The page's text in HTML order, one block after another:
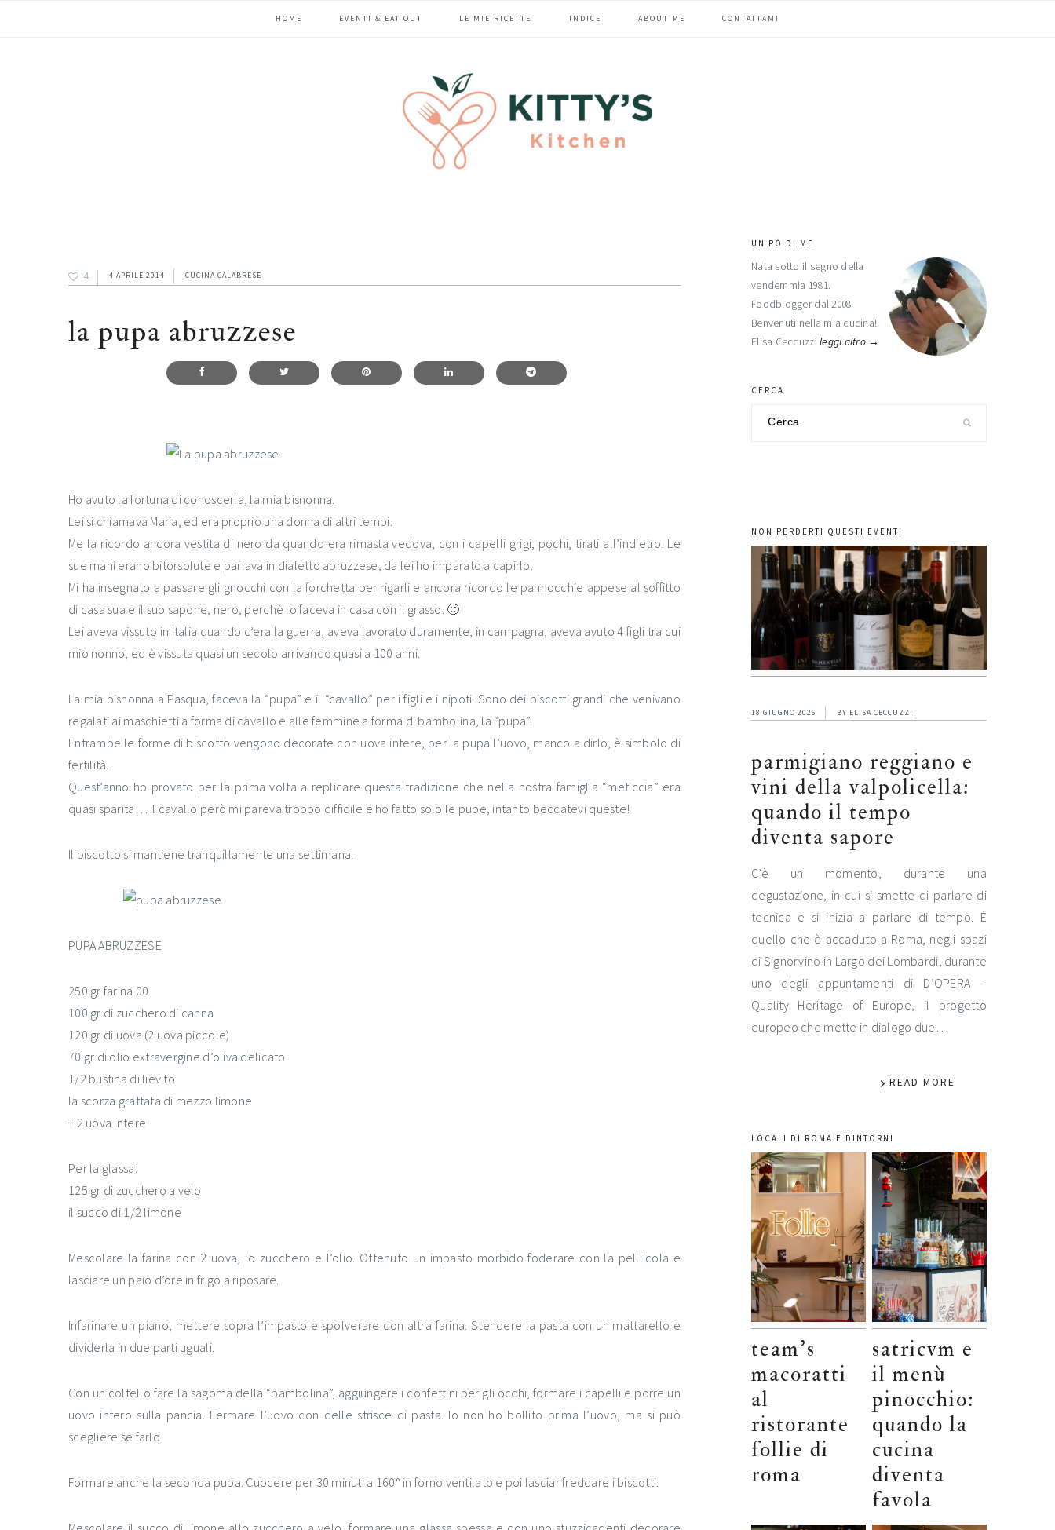
HOME EVENTI & EAT OUT LE MIE RICETTE INDICE ABOUT ME CONTATTAMI
4 4 APRILE 2014 CUCINA CALABRESE
la pupa abruzzese
Ho avuto la fortuna di conoscerla, la mia bisnonna.
Lei si chiamava Maria, ed era proprio una donna di altri tempi.
Me la ricordo ancora vestita di nero da quando era rimasta vedova, con i capelli grigi, pochi, tirati all’indietro. Le
sue mani erano bitorsolute e parlava in dialetto abruzzese, da lei ho imparato a capirlo.
Mi ha insegnato a passare gli gnocchi con la forchetta per rigarli e ancora ricordo le pannocchie appese al soffitto
di casa sua e il suo sapone, nero, perchè lo faceva in casa con il grasso. 🙂
Lei aveva vissuto in Italia quando c’era la guerra, aveva lavorato duramente, in campagna, aveva avuto 4 figli tra cui
mio nonno, ed è vissuta quasi un secolo arrivando quasi a 100 anni.
La mia bisnonna a Pasqua, faceva la “pupa” e il “cavallo” per i figli e i nipoti. Sono dei biscotti grandi che venivano
regalati ai maschietti a forma di cavallo e alle femmine a forma di bambolina, la “pupa”.
Entrambe le forme di biscotto vengono decorate con uova intere, per la pupa l’uovo, manco a dirlo, è simbolo di
fertilità.
Quest’anno ho provato per la prima volta a replicare questa tradizione che nella nostra famiglia “meticcia” era
quasi sparita… Il cavallo però mi pareva troppo difficile e ho fatto solo le pupe, intanto beccatevi queste!
Il biscotto si mantiene tranquillamente una settimana.
PUPA ABRUZZESE
250 gr farina 00
100 gr di zucchero di canna
120 gr di uova (2 uova piccole)
70 gr di olio extravergine d’oliva delicato
1/2 bustina di lievito
la scorza grattata di mezzo limone
+ 2 uova intere
Per la glassa:
125 gr di zucchero a velo
il succo di 1/2 limone
Mescolare la farina con 2 uova, lo zucchero e l’olio. Ottenuto un impasto morbido foderare con la pelllicola e
lasciare un paio d’ore in frigo a riposare.
Infarinare un piano, mettere sopra l’impasto e spolverare con altra farina. Stendere la pasta con un mattarello e
dividerla in due parti uguali.
Con un coltello fare la sagoma della “bambolina”, aggiungere i confettini per gli occhi, formare i capelli e porre un
uovo intero sulla pancia. Fermare l’uovo con delle strisce di pasta. Io non ho bollito prima l’uovo, ma si può
scegliere se farlo.
Formare anche la seconda pupa. Cuocere per 30 minuti a 160° in forno ventilato e poi lasciar freddare i biscotti.
barra
laterale
primaria
UN PÒ DI ME
Nata sotto il segno della
vendemmia 1981.
Foodblogger dal 2008.
Benvenuti nella mia cucina!
Elisa Ceccuzzileggi altro →
CERCA
NON PERDERTI QUESTI EVENTI
18 GIUGNO 2026 BY ELISA CECCUZZI
parmigiano reggiano e
vini della valpolicella:
quando il tempo
diventa sapore
C’è un momento, durante una
degustazione, in cui si smette di parlare di
tecnica e si inizia a parlare di tempo. È
quello che è accaduto a Roma, negli spazi
di Signorvino in Largo dei Lombardi, durante
uno degli appuntamenti di D’OPERA –
Quality Heritage of Europe, il progetto
europeo che mette in dialogo due…
READ MORE
LOCALI DI ROMA E DINTORNI
team’s
macoratti
al
ristorante
follie di
roma
satricvm e
il menù
pinocchio:
quando la
cucina
diventa
favola